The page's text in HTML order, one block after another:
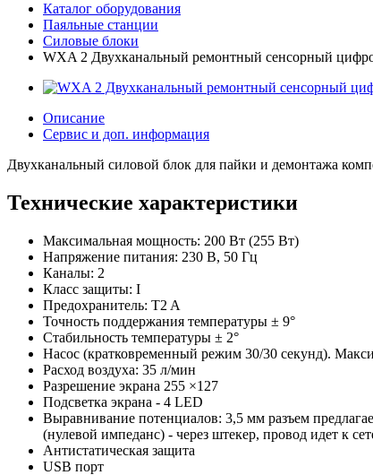
Каталог оборудования
Паяльные станции
Силовые блоки
WXA 2 Двухканальный ремонтный сенсорный
Описание
Сервис и доп. информация
Двухканальный силовой блок для пайки и демонтажа
Технические характеристики
Максимальная мощность: 200 Вт (255 Вт)
Напряжение питания: 230 В, 50 Гц
Каналы: 2
Класс защиты: I
Предохранитель: T2 A
Точность поддержания температуры ± 9°
Стабильность температуры ± 2°
Насос (кратковременный режим 30/30 секунд).
Расход воздуха: 35 л/мин
Разрешение экрана 255 ×127
Подсветка экрана - 4 LED
Выравнивание потенциалов: 3,5 мм разъем
(нулевой импеданс) - через штекер, провод идет к
Антистатическая защита
USB порт